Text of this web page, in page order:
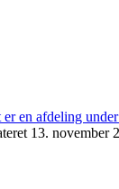
13. november